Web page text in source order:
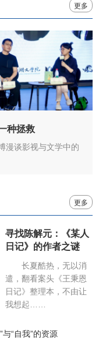
更多
种拯救
漫谈影视与文学中的
更多
寻找陈解元：《某人
日记》的作者之谜
长夏酷热，无以消
遣，翻看案头《王秉恩
日记》整理本，不由让
我想起……
“自我”的资源